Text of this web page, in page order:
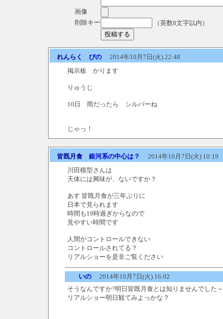
画像
削除キー
（英数8文字以内）
れんらく ぴの 2014年10月7日(火) 22:48
掲示板 かります
りゅうじ
10日 雨だったら シルバーね
じゃっ！
皆既月食 銀河系の中心は？ 2014年10月7日(火) 10:19
川田模型さんは
天体には興味が、ないですか？
あす 皆既月食が三年ぶりに
日本で見られます
時間も19時過ぎからなので
見やすい時間です
人間がコントロールできない
コントロールされてる？
リアルショーを是非ご覧ください
いの 2014年10月7日(火) 16:02
そうなんですか?明日皆既月食とは知りませんでした
リアルショー明日観てみよっかな？